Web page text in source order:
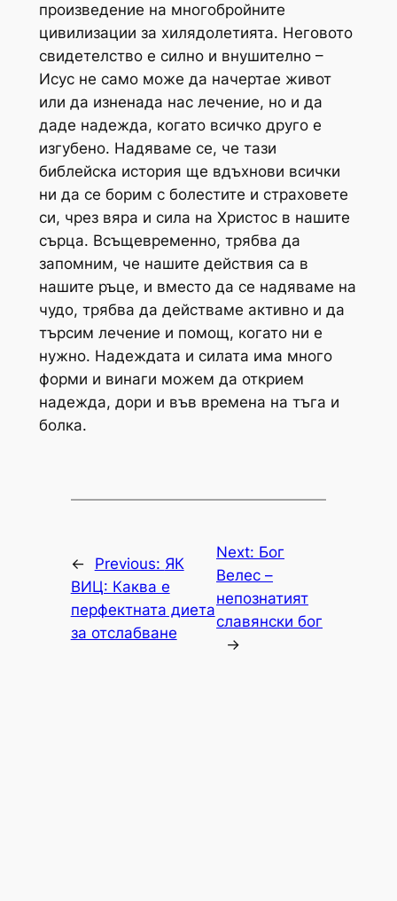
произведение на многобройните
цивилизации за хилядолетията. Неговото
свидетелство е силно и внушително –
Исус не само може да начертае живот
или да изненада нас лечение, но и да
даде надежда, когато всичко друго е
изгубено. Надяваме се, че тази
библейска история ще вдъхнови всички
ни да се борим с болестите и страховете
си, чрез вяра и сила на Христос в нашите
сърца. Bсъщевременно, трябва да
запомним, че нашите действия са в
нашите ръце, и вместо да се надяваме на
чудо, трябва да действаме активно и да
търсим лечение и помощ, когато ни е
нужно. Надеждата и силата има много
форми и винаги можем да открием
надежда, дори и във времена на тъга и
болка.
← Previous: ЯК
ВИЦ: Каква е
перфектната диета
за отслабване
Next: Бог
Велес –
непознатият
славянски бог
→